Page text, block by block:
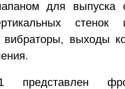
для выпуска
стенок
вибраторы, выходы
представлен